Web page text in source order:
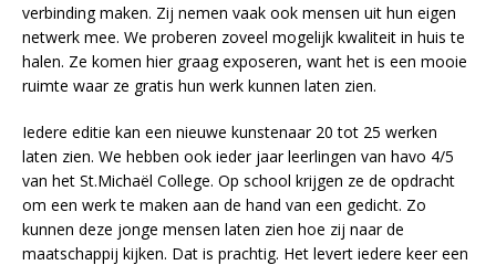
verbinding maken. Zij nemen vaak ook mensen uit hun eigen
netwerk mee. We proberen zoveel mogelijk kwaliteit in huis te
halen. Ze komen hier graag exposeren, want het is een mooie
ruimte waar ze gratis hun werk kunnen laten zien.
Iedere editie kan een nieuwe kunstenaar 20 tot 25 werken
laten zien. We hebben ook ieder jaar leerlingen van havo 4/5
van het St.Michaël College. Op school krijgen ze de opdracht
om een werk te maken aan de hand van een gedicht. Zo
kunnen deze jonge mensen laten zien hoe zij naar de
maatschappij kijken. Dat is prachtig. Het levert iedere keer een